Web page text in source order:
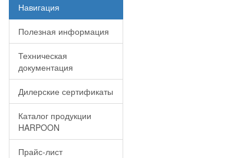
Навигация
Полезная информация
Техническая
документация
Дилерские сертификаты
Каталог продукции
HARPOON
Прайс-лист